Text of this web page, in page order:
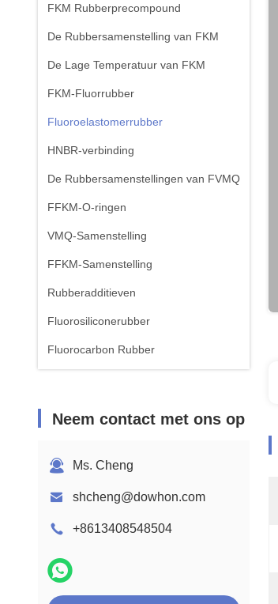
FKM Rubberprecompound
De Rubbersamenstelling van FKM
De Lage Temperatuur van FKM
FKM-Fluorrubber
Fluoroelastomerrubber
HNBR-verbinding
De Rubbersamenstellingen van FVMQ
FFKM-O-ringen
VMQ-Samenstelling
FFKM-Samenstelling
Rubberadditieven
Fluorosiliconerubber
Fluorocarbon Rubber
Neem contact met ons op
Ms. Cheng
shcheng@dowhon.com
+8613408548504